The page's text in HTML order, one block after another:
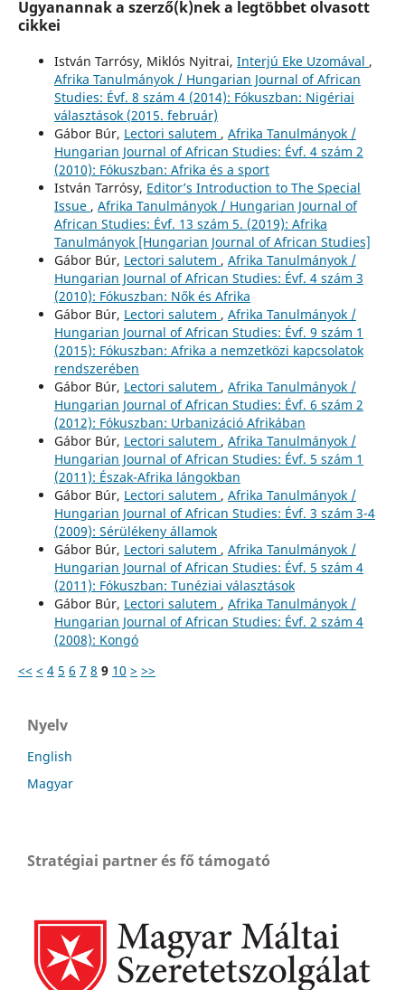
Ugyanannak a szerző(k)nek a legtöbbet olvasott
cikkei
István Tarrósy, Miklós Nyitrai, Interjú Eke Uzomával ,
Afrika Tanulmányok / Hungarian Journal of African
Studies: Évf. 8 szám 4 (2014): Fókuszban: Nigériai
választások (2015. február)
Gábor Búr, Lectori salutem , Afrika Tanulmányok /
Hungarian Journal of African Studies: Évf. 4 szám 2
(2010): Fókuszban: Afrika és a sport
István Tarrósy, Editor’s Introduction to The Special
Issue , Afrika Tanulmányok / Hungarian Journal of
African Studies: Évf. 13 szám 5. (2019): Afrika
Tanulmányok [Hungarian Journal of African Studies]
Gábor Búr, Lectori salutem , Afrika Tanulmányok /
Hungarian Journal of African Studies: Évf. 4 szám 3
(2010): Fókuszban: Nők és Afrika
Gábor Búr, Lectori salutem , Afrika Tanulmányok /
Hungarian Journal of African Studies: Évf. 9 szám 1
(2015): Fókuszban: Afrika a nemzetközi kapcsolatok
rendszerében
Gábor Búr, Lectori salutem , Afrika Tanulmányok /
Hungarian Journal of African Studies: Évf. 6 szám 2
(2012): Fókuszban: Urbanizáció Afrikában
Gábor Búr, Lectori salutem , Afrika Tanulmányok /
Hungarian Journal of African Studies: Évf. 5 szám 1
(2011): Észak-Afrika lángokban
Gábor Búr, Lectori salutem , Afrika Tanulmányok /
Hungarian Journal of African Studies: Évf. 3 szám 3-4
(2009): Sérülékeny államok
Gábor Búr, Lectori salutem , Afrika Tanulmányok /
Hungarian Journal of African Studies: Évf. 5 szám 4
(2011): Fókuszban: Tunéziai választások
Gábor Búr, Lectori salutem , Afrika Tanulmányok /
Hungarian Journal of African Studies: Évf. 2 szám 4
(2008): Kongó
<< < 4 5 6 7 8 9 10 > >>
Nyelv
English
Magyar
Stratégiai partner és fő támogató